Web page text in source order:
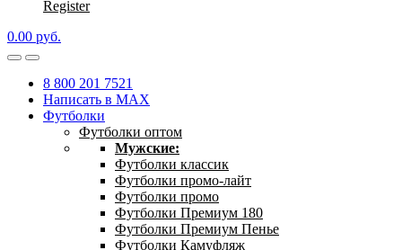
Register
0.00 руб.
8 800 201 7521
Написать в MAX
Футболки
Футболки оптом
Мужские:
Футболки классик
Футболки промо-лайт
Футболки промо
Футболки Премиум 180
Футболки Премиум Пенье
Футболки Камуфляж